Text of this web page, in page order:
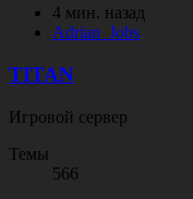
4 мин. назад
Adrian Jobs
TITAN
Игровой сервер
Темы
566